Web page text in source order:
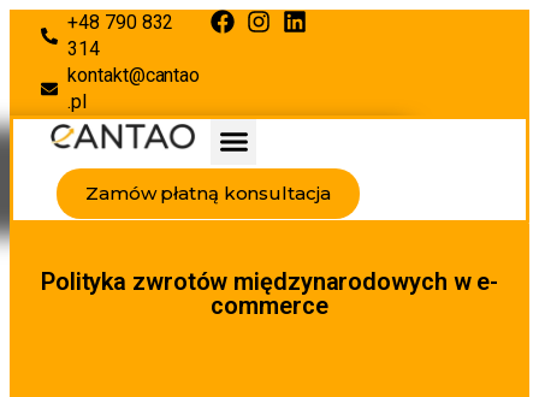
+48 790 832
314
kontakt@cantao
.pl
Zamów płatną konsultacja
Polityka zwrotów międzynarodowych w e-
commerce